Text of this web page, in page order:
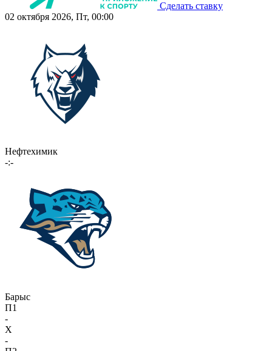
Сделать ставку
02 октября 2026, Пт, 00:00
Нефтехимик
-:-
Барыс
П1
-
X
-